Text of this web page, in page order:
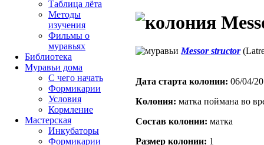
Messor structor
Дата старта кoлонии: 06/04/
Кoлония: матка поймана во
Состав кoлонии: матка
Размер кoлонии: 1
Таблица лёта
Методы
изучения
Фильмы о
муравьях
Библиотека
Муравьи дома
С чего начать
Формикарии
Условия
Кормление
Мастерская
Инкубаторы
Формикарии